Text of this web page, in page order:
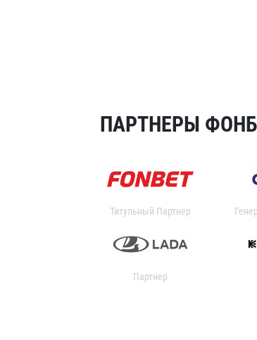
ПАРТНЕРЫ
Титульный Партнер
Партнер